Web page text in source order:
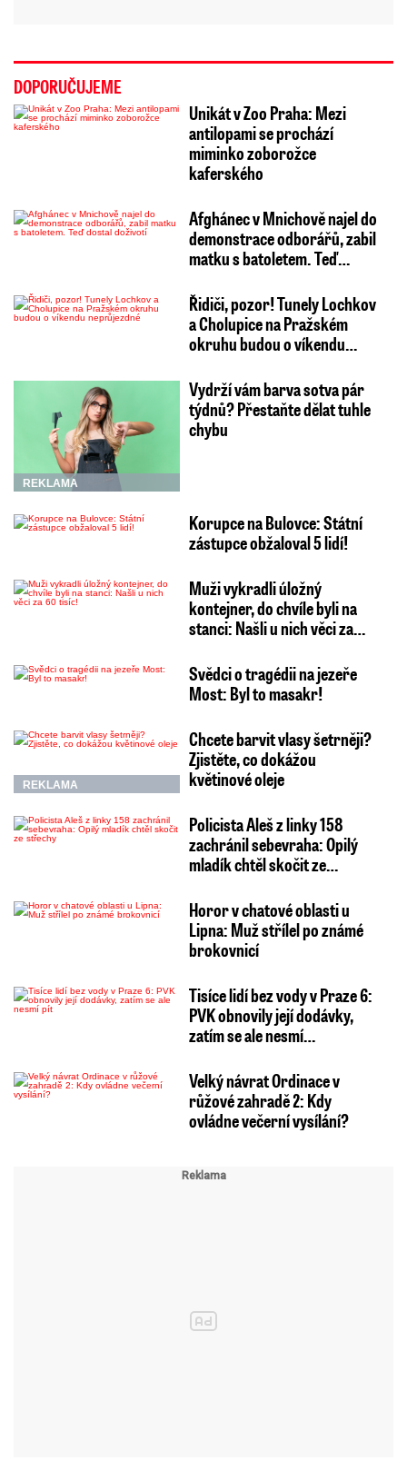
DOPORUČUJEME
Unikát v Zoo Praha: Mezi
antilopami se prochází
miminko zoborožce
kaferského
Afghánec v Mnichově najel do
demonstrace odborářů, zabil
matku s batoletem. Teď…
Řidiči, pozor! Tunely Lochkov
a Cholupice na Pražském
okruhu budou o víkendu…
REKLAMA
Vydrží vám barva sotva pár
týdnů? Přestaňte dělat tuhle
chybu
Korupce na Bulovce: Státní
zástupce obžaloval 5 lidí!
Muži vykradli úložný
kontejner, do chvíle byli na
stanci: Našli u nich věci za…
Svědci o tragédii na jezeře
Most: Byl to masakr!
REKLAMA
Chcete barvit vlasy šetrněji?
Zjistěte, co dokážou
květinové oleje
Policista Aleš z linky 158
zachránil sebevraha: Opilý
mladík chtěl skočit ze…
Horor v chatové oblasti u
Lipna: Muž střílel po známé
brokovnicí
Tisíce lidí bez vody v Praze 6:
PVK obnovily její dodávky,
zatím se ale nesmí…
Velký návrat Ordinace v
růžové zahradě 2: Kdy
ovládne večerní vysílání?